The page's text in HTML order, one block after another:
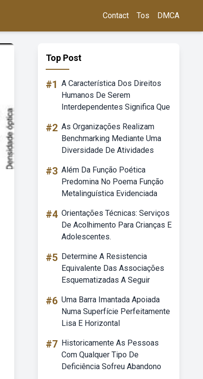
Contact Tos DMCA
Top Post
#1 A Característica Dos Direitos
Humanos De Serem
Interdependentes Significa Que
#2 As Organizações Realizam
Benchmarking Mediante Uma
Diversidade De Atividades
#3 Além Da Função Poética
Predomina No Poema Função
Metalinguística Evidenciada
#4 Orientações Técnicas: Serviços
De Acolhimento Para Crianças E
Adolescentes.
#5 Determine A Resistencia
Equivalente Das Associações
Esquematizadas A Seguir
#6 Uma Barra Imantada Apoiada
Numa Superfície Perfeitamente
Lisa E Horizontal
#7 Historicamente As Pessoas
Com Qualquer Tipo De
Deficiência Sofreu Abandono